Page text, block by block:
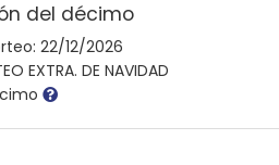
del décimo
22/12/2026
EXTRA. DE NAVIDAD